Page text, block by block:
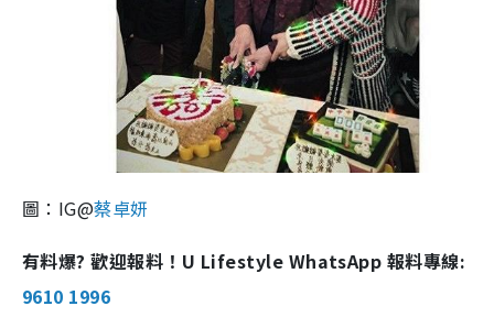
圖：IG@蔡卓妍
有料爆? 歡迎報料！U Lifestyle WhatsApp 報料專線:
9610 1996